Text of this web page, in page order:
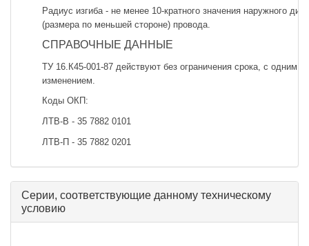
Радиус изгиба - не менее 10-кратного значения наружного
(размера по меньшей стороне) провода.
СПРАВОЧНЫЕ ДАННЫЕ
ТУ 16.К45-001-87 действуют без ограничения срока, с одним
изменением.
Коды ОКП:
ЛТВ-В - 35 7882 0101
ЛТВ-П - 35 7882 0201
Серии, соответствующие данному техническому
условию